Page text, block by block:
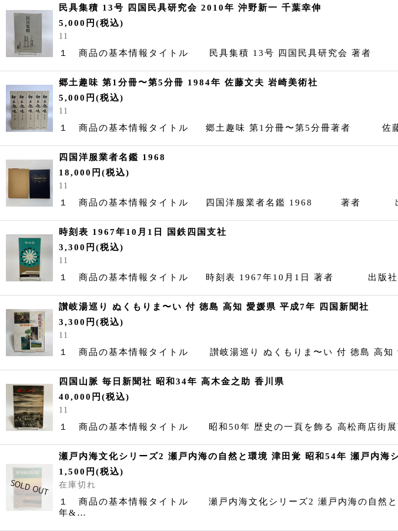
民具集積 13号 四国民具研究会 2010年 沖野新一 千葉幸伸
5,000 円 (税込)
11
１ 商品の基本情報タイトル 民具集積 13号 四国民具研究会 著者
郷土趣味 第1分冊〜第5分冊 1984年 佐藤文夫 岩崎美術社
5,000 円 (税込)
11
１ 商品の基本情報タイトル 郷土趣味 第1分冊〜第5分冊著者
四国洋服業者名鑑 1968
18,000 円 (税込)
11
１ 商品の基本情報タイトル 四国洋服業者名鑑 1968 著者
時刻表 1967年10月1日 国鉄四国支社
3,300 円 (税込)
11
１ 商品の基本情報タイトル 時刻表 1967年10月1日 著者 出
讃岐湯巡り ぬくもりま〜い 付 徳島 高知 愛媛県 平成7年 四国新聞社
3,300 円 (税込)
11
１ 商品の基本情報タイトル 讃岐湯巡り ぬくもりま〜い 付 徳島
四国山脈 毎日新聞社 昭和34年 高木金之助 香川県
40,000 円 (税込)
11
１ 商品の基本情報タイトル 昭和50年 歴史の一頁を飾る 高松商
瀬戸内海文化シリーズ2 瀬戸内海の自然と環境 津田覚 昭和54年 瀬戸内海
1,500 円 (税込)
在庫切れ
１ 商品の基本情報タイトル 瀬戸内海文化シリーズ2 瀬戸内海の
年&…